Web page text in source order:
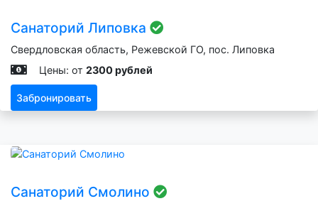
Санаторий Липовка
Свердловская область, Режевской ГО, пос. Липовка
Цены: от 2300 рублей
Забронировать
Санаторий Смолино